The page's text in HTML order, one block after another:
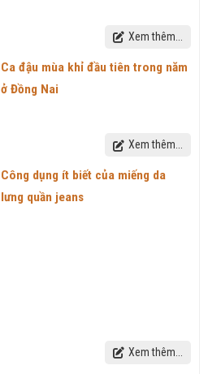
Xem thêm...
Ca đậu mùa khỉ đầu tiên trong năm
ở Đồng Nai
Xem thêm...
Công dụng ít biết của miếng da
lưng quần jeans
Xem thêm...